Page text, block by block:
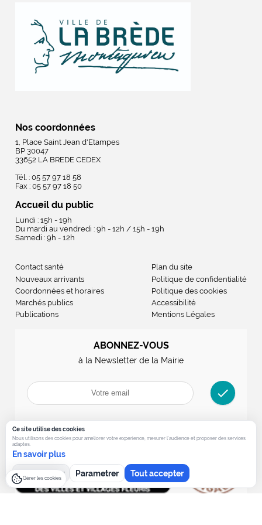
Nos coordonnées
1, Place Saint Jean d'Etampes
BP 30047
33652 LA BREDE CEDEX
Tél. : 05 57 97 18 58
Fax : 05 57 97 18 50
Accueil du public
Lundi : 15h - 19h
Du mardi au vendredi : 9h - 12h / 15h - 19h
Samedi : 9h - 12h
Contact santé
Nouveaux arrivants
Coordonnées et horaires
Marchés publics
Publications
Plan du site
Politique de confidentialité
Politique des cookies
Accessibilité
Mentions Légales
ABONNEZ-VOUS
à la Newsletter de la Mairie
check
Ce site utilise des cookies
Nous utilisons des cookies pour ameliorer votre experience, mesurer l’audience et proposer des services
adaptes.
En savoir plus
Tout refuser Parametrer Tout accepter
Gérer les cookies